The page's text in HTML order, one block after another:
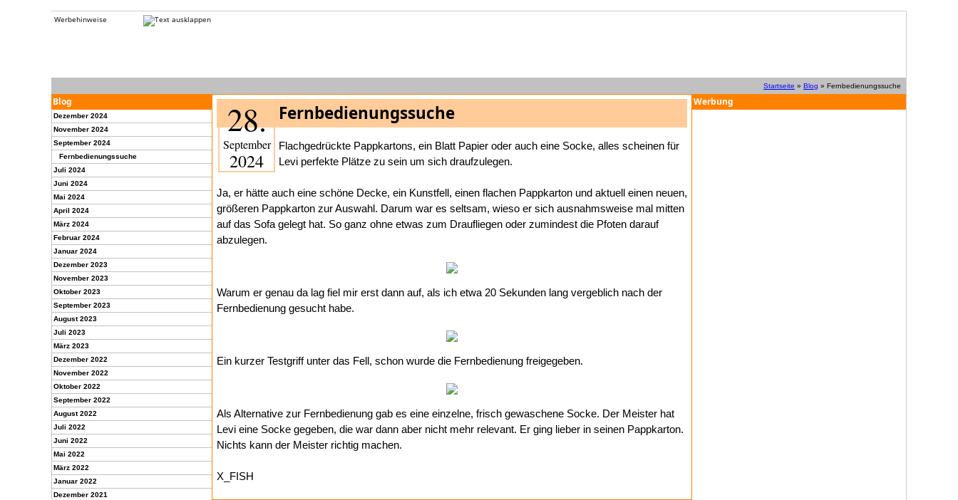
Werbehinweise
Startseite » Blog » Fernbedienungssuche
Blog
Dezember 2024
November 2024
September 2024
Fernbedienungssuche
Juli 2024
Juni 2024
Mai 2024
April 2024
März 2024
Februar 2024
Januar 2024
Dezember 2023
November 2023
Oktober 2023
September 2023
August 2023
Juli 2023
März 2023
Dezember 2022
November 2022
Oktober 2022
September 2022
August 2022
Juli 2022
Juni 2022
Mai 2022
März 2022
Januar 2022
Dezember 2021
Werbung
28.
September
2024
Fernbedienungssuche
Flachgedrückte Pappkartons, ein Blatt Papier oder auch eine Socke, alles scheinen für
Levi perfekte Plätze zu sein um sich draufzulegen.
Ja, er hätte auch eine schöne Decke, ein Kunstfell, einen flachen Pappkarton und aktuell einen neuen,
größeren Pappkarton zur Auswahl. Darum war es seltsam, wieso er sich ausnahmsweise mal mitten
auf das Sofa gelegt hat. So ganz ohne etwas zum Draufliegen oder zumindest die Pfoten darauf
abzulegen.
Warum er genau da lag fiel mir erst dann auf, als ich etwa 20 Sekunden lang vergeblich nach der
Fernbedienung gesucht habe.
Ein kurzer Testgriff unter das Fell, schon wurde die Fernbedienung freigegeben.
Als Alternative zur Fernbedienung gab es eine einzelne, frisch gewaschene Socke. Der Meister hat
Levi eine Socke gegeben, die war dann aber nicht mehr relevant. Er ging lieber in seinen Pappkarton.
Nichts kann der Meister richtig machen.
X_FISH